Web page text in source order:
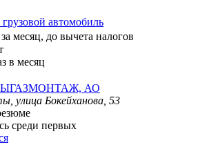
автомобиль
за месяц, до вычета налогов
в месяц
АО
улица Бокейханова, 53
среди первых